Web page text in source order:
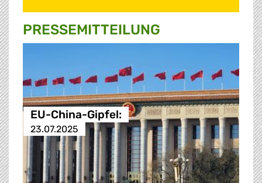
PRESSE­MITTEILUNG
EU-China-Gipfel:
23.07.2025